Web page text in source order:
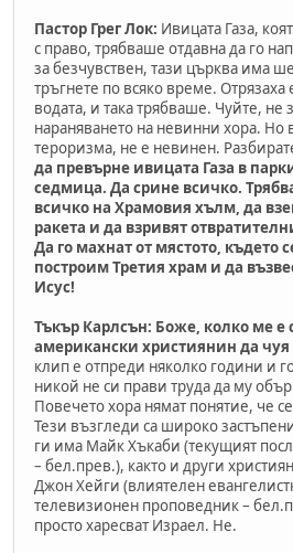
Пастор Грег Лок: Ивицата Газа,
с право, трябваше отдавна да го
за безчувствен, тази църква има
тръгнете по всяко време. Отрязаха
водата, и така трябваше. Чуйте, не
нараняването на невинни хора. Но
тероризма, не е невинен.
да превърне ивицата Газа в
седмица. Да срине всичко.
всичко на Храмовия хълм, да
ракета и да взривят
Да го махнат от мястото, където
построим Третия храм и да
Исус!
Тъкър Карлсън: Боже, колко ме е
американски християнин да чуя
клип е отпреди няколко години и
никой не си прави труда да му
Повечето хора нямат понятие, че
Тези възгледи са широко
ги има Майк Хъкаби (текущият
– бел.прев.), както и други
Джон Хейги (влиятелен
телевизионен проповедник –
просто харесват Израел. Не.